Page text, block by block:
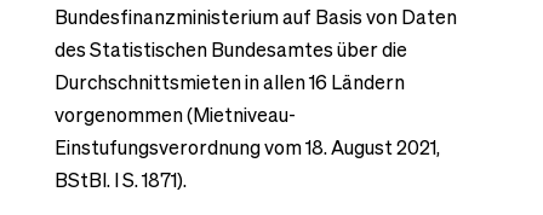
Bundesfinanzministerium auf Basis von Daten
des Statistischen Bundesamtes über die
Durchschnittsmieten in allen 16 Ländern
vorgenommen (Mietniveau-
Einstufungsverordnung vom 18. August 2021,
BStBl. I S. 1871).